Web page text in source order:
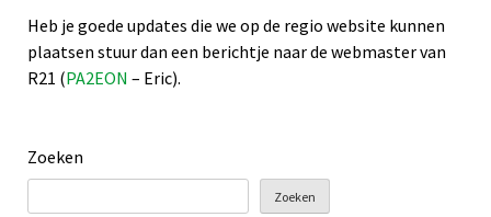
Heb je goede updates die we op de regio website kunnen
plaatsen stuur dan een berichtje naar de webmaster van
R21 (PA2EON – Eric).
Zoeken
Zoeken